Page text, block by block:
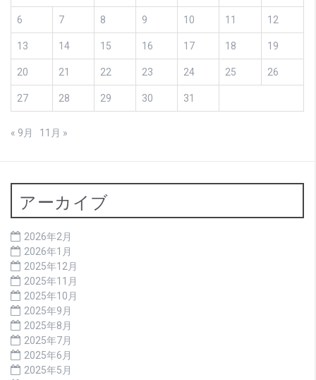
6 7 8 9 10 11 12
13 14 15 16 17 18 19
20 21 22 23 24 25 26
27 28 29 30 31
« 9月 11月 »
アーカイブ
2026年2月
2026年1月
2025年12月
2025年11月
2025年10月
2025年9月
2025年8月
2025年7月
2025年6月
2025年5月